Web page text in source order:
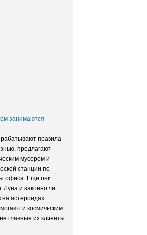
занимаются
правила
предлагают
мусором и
станции по
офиса. Еще они
Луна и законно ли
на астероидах.
и космическим
главные их клиенты.